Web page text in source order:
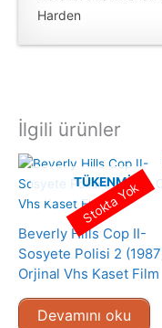
Harden
İlgili ürünler
TÜKENMIŞ
Beverly Hills Cop II-
Sosyete Polisi 2
Orjinal Vhs Kaset Film
Devamını oku
Stokta Yok